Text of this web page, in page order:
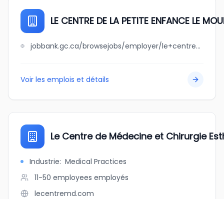
LE CENTRE DE LA PETITE ENFANCE LE
jobbank.gc.ca/browsejobs/employer/le+centre+de+la+petite+enfance+le+moulin+des+bambins/ca
Voir les emplois et détails
Le Centre de Médecine et Chirurgie
Industrie: Medical Practices
11-50 employees employés
lecentremd.com